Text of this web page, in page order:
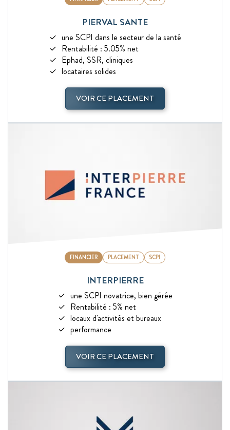
PIERVAL SANTE
une SCPI dans le secteur de la santé
Rentabilité : 5.05% net
Ephad, SSR, cliniques
locataires solides
VOIR CE PLACEMENT
PLACEMENT
FINANCIER SCPI
INTERPIERRE
une SCPI novatrice, bien gérée
Rentabilité : 5% net
locaux d'activités et bureaux
performance
VOIR CE PLACEMENT